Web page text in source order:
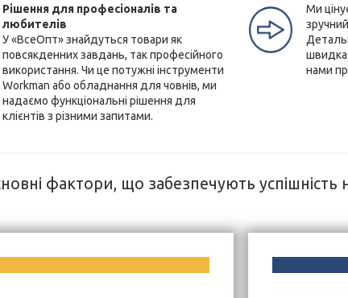
Рішення для професіоналів та
любителів
У «ВсеОпт» знайдуться товари як
повсякденних завдань, так професійного
використання. Чи це потужні інструменти
Workman або обладнання для човнів, ми
надаємо функціональні рішення для
клієнтів з різними запитами.
Ми
швидка
нами
фактори, що забезпечують успішність